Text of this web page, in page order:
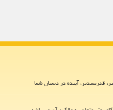
قدرتمندتر، آینده در دستان شما